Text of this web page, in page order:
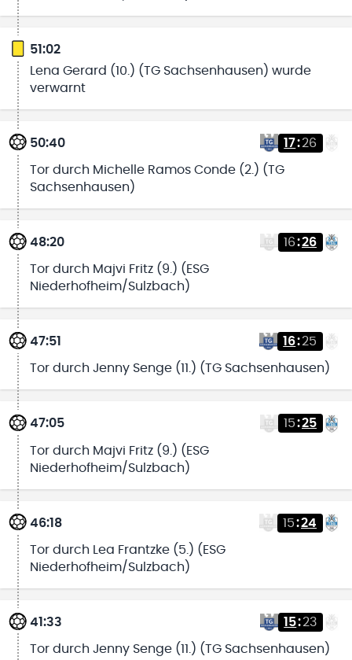
51:02
Lena Gerard (10.) (TG Sachsenhausen) wurde
verwarnt
50:40 17:26
Tor durch Michelle Ramos Conde (2.) (TG
Sachsenhausen)
48:20 16:26
Tor durch Majvi Fritz (9.) (ESG
Niederhofheim/Sulzbach)
47:51 16:25
Tor durch Jenny Senge (11.) (TG Sachsenhausen)
47:05 15:25
Tor durch Majvi Fritz (9.) (ESG
Niederhofheim/Sulzbach)
46:18 15:24
Tor durch Lea Frantzke (5.) (ESG
Niederhofheim/Sulzbach)
41:33 15:23
Tor durch Jenny Senge (11.) (TG Sachsenhausen)